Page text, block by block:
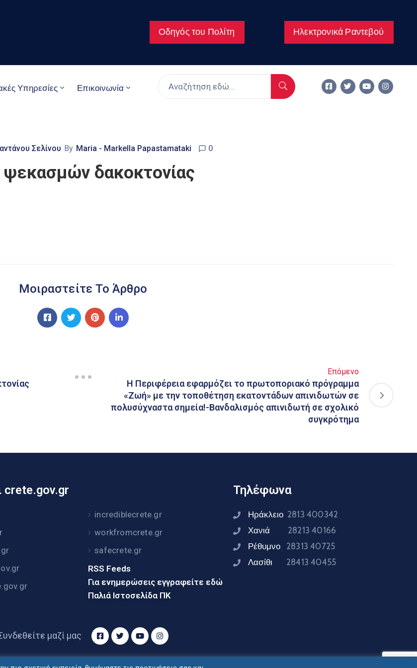
Οδηγός του Πολίτη Ηλεκτρονικά Ραντεβού
Υπηρεσίες Επικοινωνία
Σελίνου By Maria - Markella Papastamataki 0
δακοκτονίας
Μοιραστείτε Το Άρθρο
Επόμενο
Η Περιφέρεια εφαρμόζει το πρωτοποριακό πρόγραμμα
«Ζωή» με την τοποθέτηση εκατοντάδων απινιδωτών σε
πολυσύχναστα σημεία!-Βανδαλισμός απινιδωτή σε σχολικό
συγκρότημα
crete.gov.gr
incrediblecrete.gr
workfromcrete.gr
safecrete.gr
RSS Feeds
Για ενημερώσεις εγγραφείτε εδώ
Παλιά Ιστοσελίδα ΠΚ
Τηλέφωνα
Ηράκλειο 2813 400342
Χανιά 28213 40166
Ρέθυμνο 28313 40725
Λασίθι 28413 40455
μαζί μας